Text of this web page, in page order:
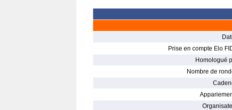
Prise en compte Elo
Homologué
Nombre de